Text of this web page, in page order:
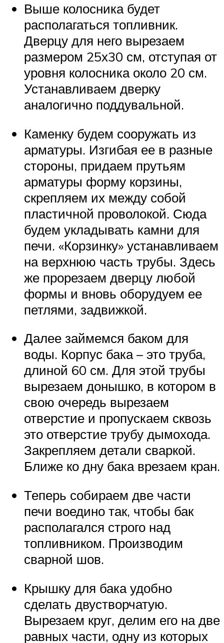
Выше колосника будет
располагаться топливник.
Дверцу для него вырезаем
размером 25х30 см, отступая от
уровня колосника около 20 см.
Устанавливаем дверку
аналогично поддувальной.
Каменку будем сооружать из
арматуры. Изгибая ее в разные
стороны, придаем прутьям
арматуры форму корзины,
скрепляем их между собой
пластичной проволокой. Сюда
будем укладывать камни для
печи. «Корзинку» устанавливаем
на верхнюю часть трубы. Здесь
же прорезаем дверцу любой
формы и вновь оборудуем ее
петлями, задвижкой.
Далее займемся баком для
воды. Корпус бака – это труба,
длиной 60 см. Для этой трубы
вырезаем донышко, в котором в
свою очередь вырезаем
отверстие и пропускаем сквозь
это отверстие трубу дымохода.
Закрепляем детали сваркой.
Ближе ко дну бака врезаем кран.
Теперь собираем две части
печи воедино так, чтобы бак
располагался строго над
топливником. Производим
сварной шов.
Крышку для бака удобно
сделать двустворчатую.
Вырезаем круг, делим его на две
равных части, одну из которых